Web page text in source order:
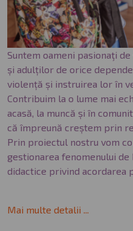
Suntem oameni pasionaţi
și adulților de orice
violență și instruirea lor în
Contribuim la o lume mai
acasă, la muncă și în
că împreună creștem prin
Prin proiectul nostru vom
gestionarea fenomenului
didactice privind acordarea
Mai multe detalii ...